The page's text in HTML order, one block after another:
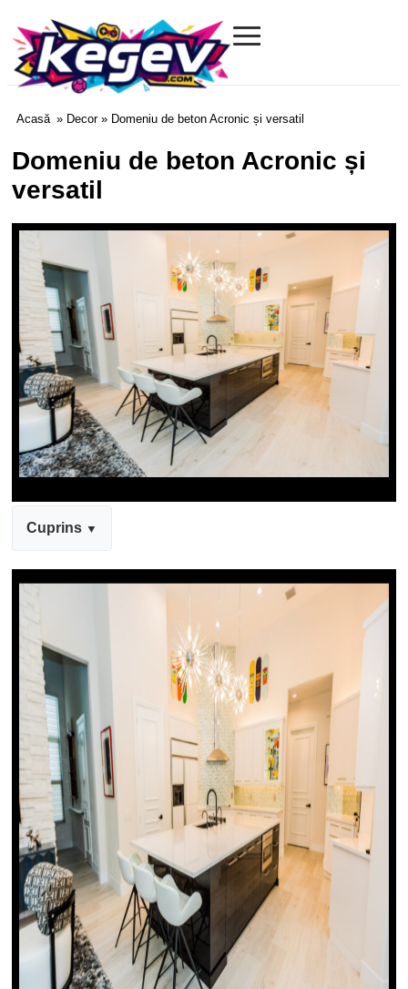
Kegev.com
≡
Acasă » Decor» Domeniu de beton Acronic și versatil
Domeniu de beton Acronic și
versatil
Cuprins